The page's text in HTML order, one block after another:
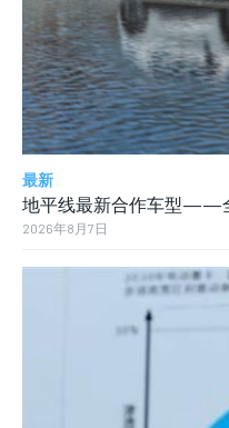
最新
地平线最新合作车型——
2026年8月7日